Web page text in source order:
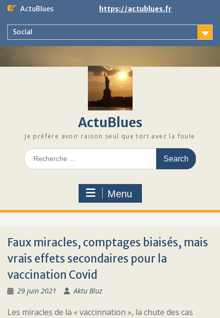
Skip
content
ActuBlues https://actublues.fr
Social
ActuBlues
Je préfère avoir raison seul que tort avec la foule
Search
for:
Menu
Faux miracles, comptages biaisés, mais
vrais effets secondaires pour la
vaccination Covid
29 juin 2021 Aktu Bluz
Les miracles de la « vaccinnation », la chute des cas